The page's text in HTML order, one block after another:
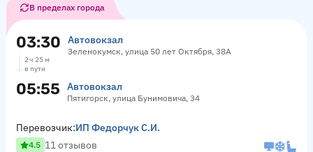
В пределах города
03:30 Автовокзал
Зеленокумск, улица 50 лет Октября, 38А
2 ч 25 м
в пути
05:55 Автовокзал
Пятигорск, улица Бунимовича, 34
Перевозчик:ИП Федорчук С.И.
4.5 11 отзывов